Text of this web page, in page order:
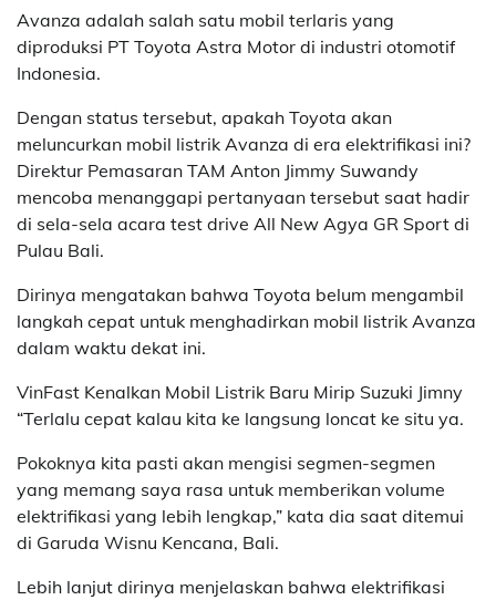
Avanza adalah salah satu mobil terlaris yang
diproduksi PT Toyota Astra Motor di industri otomotif
Indonesia.
Dengan status tersebut, apakah Toyota akan
meluncurkan mobil listrik Avanza di era elektrifikasi ini?
Direktur Pemasaran TAM Anton Jimmy Suwandy
mencoba menanggapi pertanyaan tersebut saat hadir
di sela-sela acara test drive All New Agya GR Sport di
Pulau Bali.
Dirinya mengatakan bahwa Toyota belum mengambil
langkah cepat untuk menghadirkan mobil listrik Avanza
dalam waktu dekat ini.
VinFast Kenalkan Mobil Listrik Baru Mirip Suzuki Jimny
“Terlalu cepat kalau kita ke langsung loncat ke situ ya.
Pokoknya kita pasti akan mengisi segmen-segmen
yang memang saya rasa untuk memberikan volume
elektrifikasi yang lebih lengkap,” kata dia saat ditemui
di Garuda Wisnu Kencana, Bali.
Lebih lanjut dirinya menjelaskan bahwa elektrifikasi